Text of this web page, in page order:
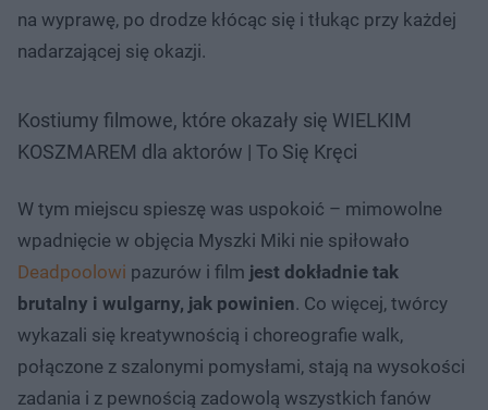
na wyprawę, po drodze kłócąc się i tłukąc przy każdej
nadarzającej się okazji.
Kostiumy filmowe, które okazały się WIELKIM
KOSZMAREM dla aktorów | To Się Kręci
W tym miejscu spieszę was uspokoić – mimowolne
wpadnięcie w objęcia Myszki Miki nie spiłowało
Deadpoolowi pazurów i film jest dokładnie tak
brutalny i wulgarny, jak powinien. Co więcej, twórcy
wykazali się kreatywnością i choreografie walk,
połączone z szalonymi pomysłami, stają na wysokości
zadania i z pewnością zadowolą wszystkich fanów